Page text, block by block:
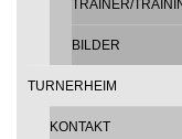
TRAINER/
BILDER
TURNERHEIM
KONTAKT